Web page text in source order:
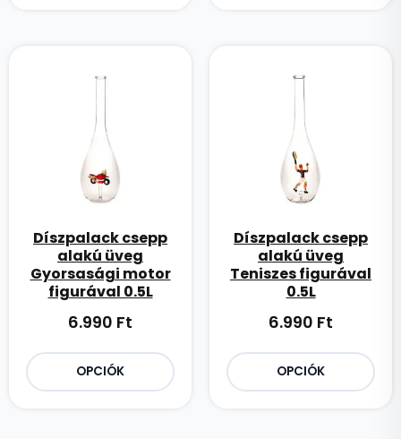
Díszpalack csepp
alakú üveg
Gyorsasági motor
figurával 0.5L
6.990 Ft
OPCIÓK
Díszpalack csepp
alakú üveg
Teniszes figurával
0.5L
6.990 Ft
OPCIÓK